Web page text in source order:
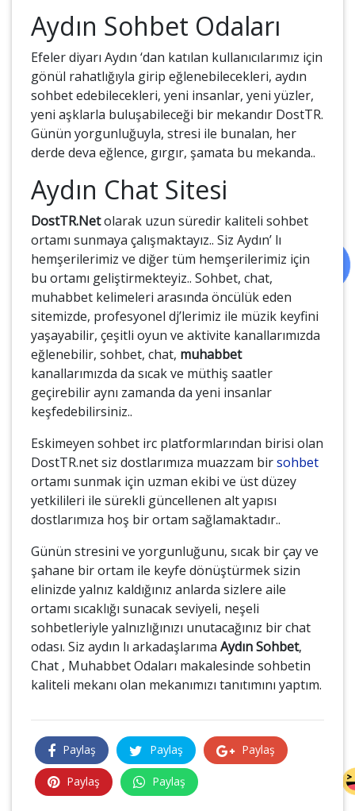
Aydın Sohbet Odaları
Efeler diyarı Aydın ‘dan katılan kullanıcılarımız için
gönül rahatlığıyla girip eğlenebilecekleri, aydın
sohbet edebilecekleri, yeni insanlar, yeni yüzler,
yeni aşklarla buluşabileceği bir mekandır DostTR.
Günün yorgunluğuyla, stresi ile bunalan, her
derde deva eğlence, gırgır, şamata bu mekanda..
Aydın Chat Sitesi
DostTR.Netolarak uzun süredir kaliteli sohbet
ortamı sunmaya çalışmaktayız.. Siz Aydın’ lı
hemşerilerimiz ve diğer tüm hemşerilerimiz için
bu ortamı geliştirmekteyiz.. Sohbet, chat,
muhabbet kelimeleri arasında öncülük eden
sitemizde, profesyonel dj’lerimiz ile müzik keyfini
yaşayabilir, çeşitli oyun ve aktivite kanallarımızda
eğlenebilir, sohbet, chat, muhabbet
kanallarımızda da sıcak ve müthiş saatler
geçirebilir aynı zamanda da yeni insanlar
keşfedebilirsiniz..
Eskimeyen sohbet irc platformlarından birisi olan
DostTR.net siz dostlarımıza muazzam birsohbet
ortamı sunmak için uzman ekibi ve üst düzey
yetkilileri ile sürekli güncellenen alt yapısı
dostlarımıza hoş bir ortam sağlamaktadır..
Günün stresini ve yorgunluğunu, sıcak bir çay ve
şahane bir ortam ile keyfe dönüştürmek sizin
elinizde yalnız kaldığınız anlarda sizlere aile
ortamı sıcaklığı sunacak seviyeli, neşeli
sohbetleriyle yalnızlığınızı unutacağınız bir chat
odası. Siz aydın lı arkadaşlarıma Aydın Sohbet,
Chat , Muhabbet Odaları makalesinde sohbetin
kaliteli mekanı olan mekanımızı tanıtımını yaptım.
Paylaş Paylaş Paylaş
Paylaş Paylaş